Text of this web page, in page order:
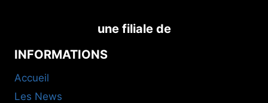
une filiale de
INFORMATIONS
Accueil
Les News